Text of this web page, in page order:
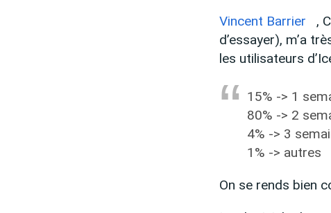
Vincent Barrier ,
d’essayer), m’a
les utilisateurs
15% -> 1
80% -> 2
4% -> 3
1% -> autres
On se rends bien